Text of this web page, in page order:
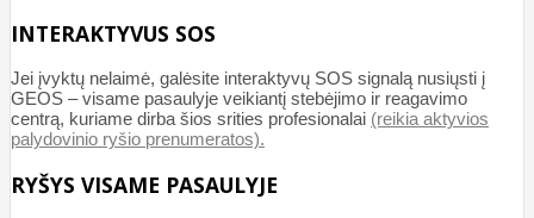
INTERAKTYVUS SOS
Jei įvyktų nelaimė, galėsite interaktyvų SOS signalą nusiųsti į
GEOS – visame pasaulyje veikiantį stebėjimo ir reagavimo
centrą, kuriame dirba šios srities profesionalai (reikia aktyvios
palydovinio ryšio prenumeratos).
RYŠYS VISAME PASAULYJE